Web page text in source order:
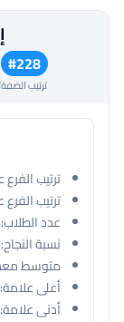
#228
ترتيب الضفة
ترتيب
ترتيب
عدد الطلاب:
نسبة النجاح:
متوسط
أعلى علامة:
أدنى علامة: